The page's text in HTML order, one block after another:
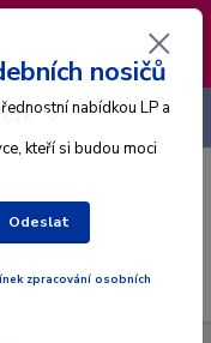
Datum
na pátek
Menu
CZK
nosičů
nabídkou LP a
kteří si budou moci
Odeslat
zpracování osobních